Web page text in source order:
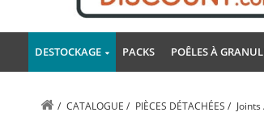
DESTOCKAGE PACKS POÊLES À
/ CATALOGUE / PIÈCES DÉTACHÉES / Joints